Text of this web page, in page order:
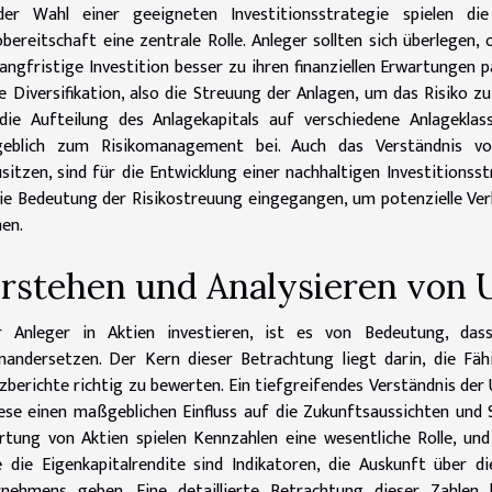
Wahl einer geeigneten Investitionsstrategie spielen
eine zentrale Rolle. Anleger sollten sich
Investition besser zu ihren finanziellen Erwartungen
Diversifikation, also die Streuung der Anlagen, um das Risiko
Aufteilung des Anlagekapitals auf verschiedene
zum Risikomanagement bei. Auch das Verständnis
sind für die Entwicklung einer nachhaltigen
Bedeutung der Risikostreuung eingegangen, um potenzielle
und Analysieren von
Anleger in Aktien investieren, ist es von Bedeutung,
Der Kern dieser Betrachtung liegt darin, die
richtig zu bewerten. Ein tiefgreifendes Verständnis
einen maßgeblichen Einfluss auf die Zukunftsaussichten
von Aktien spielen Kennzahlen eine wesentliche Rolle,
die Eigenkapitalrendite sind Indikatoren, die Auskunft über